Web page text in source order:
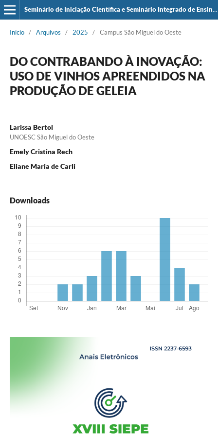
Seminário de Iniciação Científica e Seminário Integrado de Ensino, Pesquisa e Extensão (SIEPE)
Início / Arquivos / 2025 / Campus São Miguel do Oeste
DO CONTRABANDO À INOVAÇÃO:
USO DE VINHOS APREENDIDOS NA
PRODUÇÃO DE GELEIA
Larissa Bertol
UNOESC São Miguel do Oeste
Emely Cristina Rech
Eliane Maria de Carli
Downloads